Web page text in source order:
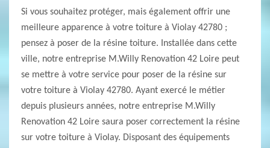
Si vous souhaitez protéger, mais également offrir une
meilleure apparence à votre toiture à Violay 42780 ;
pensez à poser de la résine toiture. Installée dans cette
ville, notre entreprise M.Willy Renovation 42 Loire peut
se mettre à votre service pour poser de la résine sur
votre toiture à Violay 42780. Ayant exercé le métier
depuis plusieurs années, notre entreprise M.Willy
Renovation 42 Loire saura poser correctement la résine
sur votre toiture à Violay. Disposant des équipements